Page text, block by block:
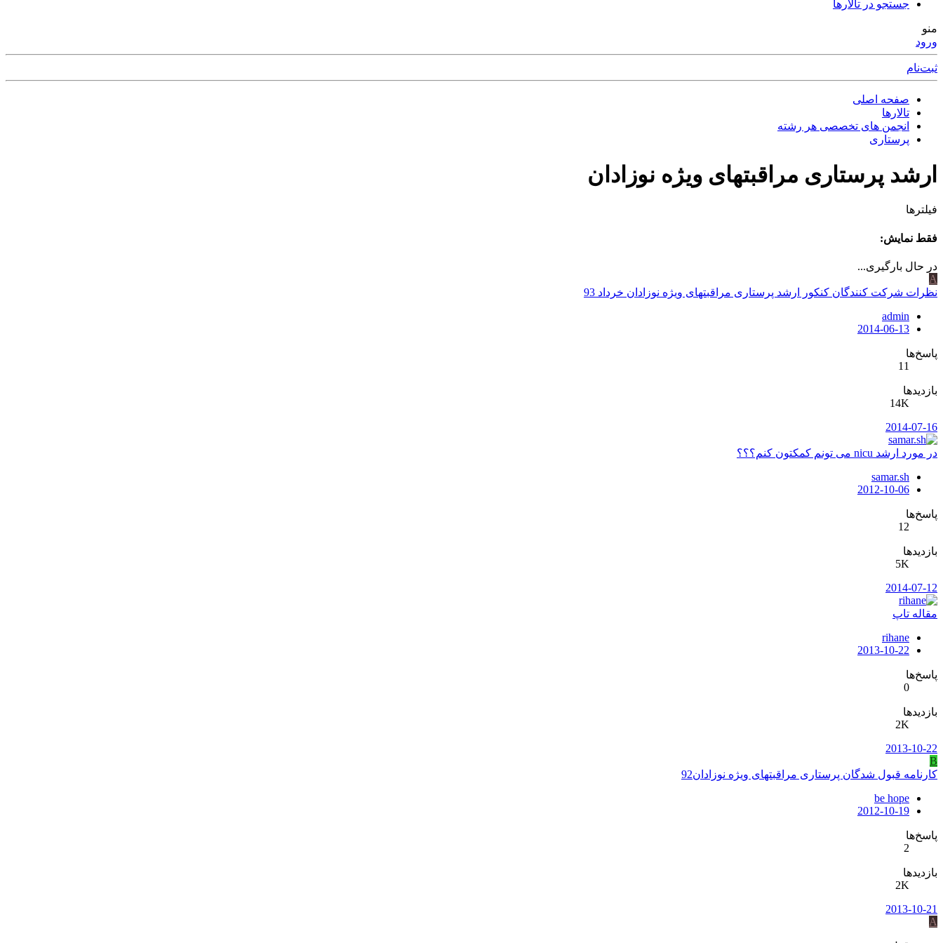
جستجو در تالارها
منو
ورود
ثبت‌نام
صفحه اصلی
تالارها
انجمن های تخصصی هر رشته
پرستاری
ارشد پرستاری مراقبتهای ویژه نوزادان
فیلترها
فقط نمایش:
در حال بارگیری...
A
نظرات شركت كنندگان كنكور ارشد پرستاری مراقبتهای ویژه نوزادان خرداد 93
admin
2014-06-13
پاسخ‌ها
11
بازدیدها
14K
2014-07-16
در مورد ارشد nicu می تونم کمکتون کنم؟؟؟
samar.sh
2012-10-06
پاسخ‌ها
12
بازدیدها
5K
2014-07-12
مقاله تاپ
rihane
2013-10-22
پاسخ‌ها
0
بازدیدها
2K
2013-10-22
B
کارنامه قبول شدگان پرستاری مراقبتهای ویژه نوزادان92
be hope
2012-10-19
پاسخ‌ها
2
بازدیدها
2K
2013-10-21
A